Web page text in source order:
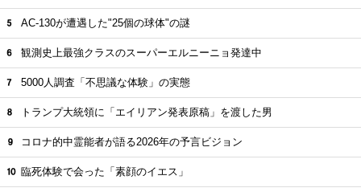
AC-130が遭遇した"25個の球体"の謎
観測史上最強クラスのスーパーエルニーニョ発達中
5000人調査「不思議な体験」の実態
トランプ大統領に「エイリアン発表原稿」を渡した男
コロナ的中霊能者が語る2026年の予言ビジョン
臨死体験で会った「素顔のイエス」